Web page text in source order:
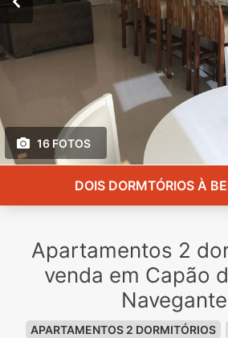
16 FOTOS
DOIS DORMTÓRIOS À
Apartamentos 2
venda em Capão
APARTAMENTOS 2 DORMITÓRIOS